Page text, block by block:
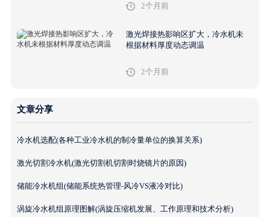
2个月前
激光焊接热影响区扩大，冷水机未
根据材料厚度动态调温
2个月前
文章分享
冷水机选配(各种工业冷水机的制冷量单位的换算关系)
激光切割冷水机(激光切割机切割时烧镜片的原因)
储能冷水机组(储能系统热管理-风冷VS液冷对比)
涡旋冷水机组原理图解(涡旋压缩机发展、工作原理和技术分析)